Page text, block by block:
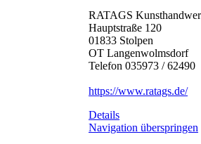
RATAGS
Hauptstraße 120
01833 Stolpen
OT Langenwolmsdorf
Telefon 035973 / 62490
https://www.ratags.de/
Details
Navigation überspringen